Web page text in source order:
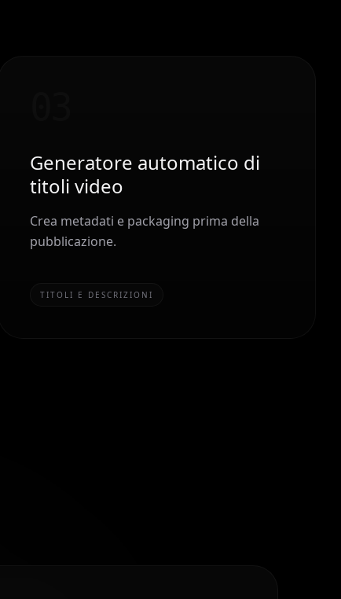
Generatore automatico di
titoli video
Crea metadati e packaging prima della
pubblicazione.
TITOLI E DESCRIZIONI